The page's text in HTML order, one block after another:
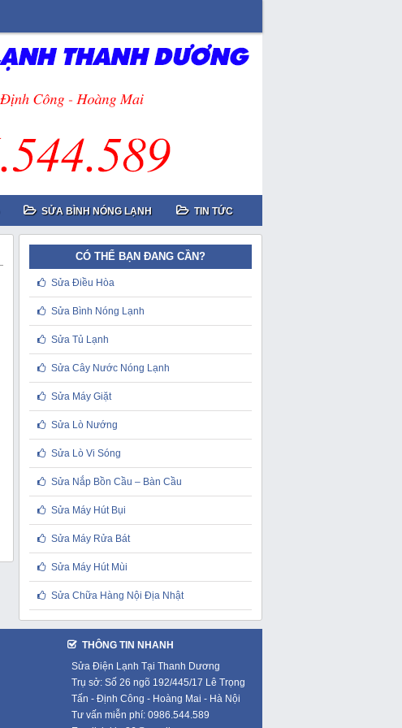
SỬA BÌNH NÓNG LẠNH TIN TỨC
CÓ THỂ BẠN ĐANG CẦN?
Sửa Điều Hòa
Sửa Bình Nóng Lạnh
Sửa Tủ Lạnh
Sửa Cây Nước Nóng Lạnh
Sửa Máy Giặt
Sửa Lò Nướng
Sửa Lò Vi Sóng
Sửa Nắp Bồn Cầu – Bàn Cầu
Sửa Máy Hút Bụi
Sửa Máy Rửa Bát
Sửa Máy Hút Mùi
Sửa Chữa Hàng Nội Địa Nhật
THÔNG TIN NHANH
Sửa Điện Lạnh Tại Thanh Dương
Trụ sở: Số 26 ngõ 192/445/17 Lê Trọng
Tấn - Định Công - Hoàng Mai - Hà Nội
Tư vấn miễn phí: 0986.544.589